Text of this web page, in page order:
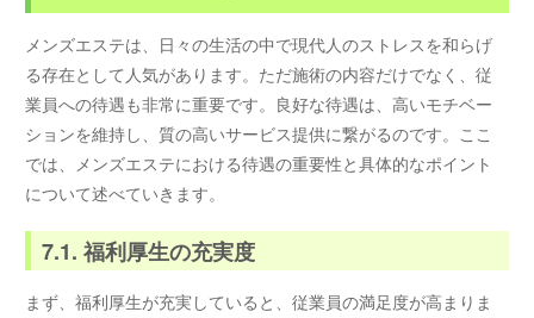
メンズエステは、日々の生活の中で現代人のストレスを和らげ
る存在として人気があります。ただ施術の内容だけでなく、従
業員への待遇も非常に重要です。良好な待遇は、高いモチベー
ションを維持し、質の高いサービス提供に繋がるのです。ここ
では、メンズエステにおける待遇の重要性と具体的なポイント
について述べていきます。
7.1. 福利厚生の充実度
まず、福利厚生が充実していると、従業員の満足度が高まりま